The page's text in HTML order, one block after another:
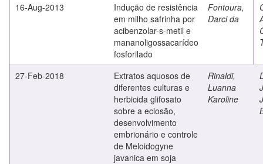
16-Aug-2013
Indução de resistência
em milho safrinha por
acibenzolar-s-metil e
mananoligossacarídeo
fosforilado
Fontoura,
Darci da
27-Feb-2018
Extratos aquosos de
diferentes culturas e
herbicida glifosato
sobre a eclosão,
desenvolvimento
embrionário e controle
de Meloidogyne
javanica em soja
Rinaldi,
Luanna
Karoline